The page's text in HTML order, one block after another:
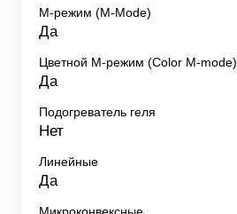
M-режим (M-Mode)
Да
Цветной M-режим (Color M-mode)
Да
Подогреватель геля
Нет
Линейные
Да